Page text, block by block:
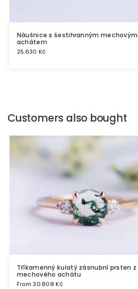
Náušnice s šestihranným mechovým
achátem
25.630 Kč
Customers also bought
Tříkamenný kulatý zásnubní prsten z
mechového achátu
From30.808Kč